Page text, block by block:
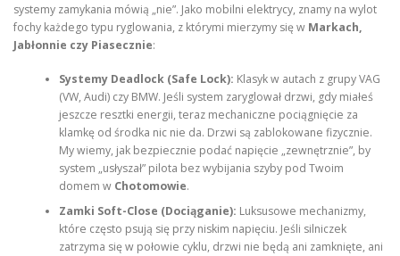
systemy zamykania mówią „nie”. Jako mobilni elektrycy, znamy na wylot
fochy każdego typu ryglowania, z którymi mierzymy się w Markach,
Jabłonnie czy Piasecznie:
Systemy Deadlock (Safe Lock): Klasyk w autach z grupy VAG
(VW, Audi) czy BMW. Jeśli system zaryglował drzwi, gdy miałeś
jeszcze resztki energii, teraz mechaniczne pociągnięcie za
klamkę od środka nic nie da. Drzwi są zablokowane fizycznie.
My wiemy, jak bezpiecznie podać napięcie „zewnętrznie”, by
system „usłyszał” pilota bez wybijania szyby pod Twoim
domem w Chotomowie.
Zamki Soft-Close (Dociąganie): Luksusowe mechanizmy,
które często psują się przy niskim napięciu. Jeśli silniczek
zatrzyma się w połowie cyklu, drzwi nie będą ani zamknięte, ani